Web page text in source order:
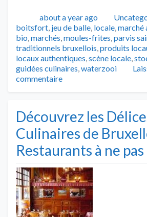
Publié
about a year ago
boitsfort, jeu de balle, locale,marché
bio,marchés,moules-frites,parvis
traditionnels bruxellois,produits
locaux authentiques,scène locale,
guidées culinaires,waterzooi
commentaire
Découvrez les
Culinaires de
Restaurants à ne